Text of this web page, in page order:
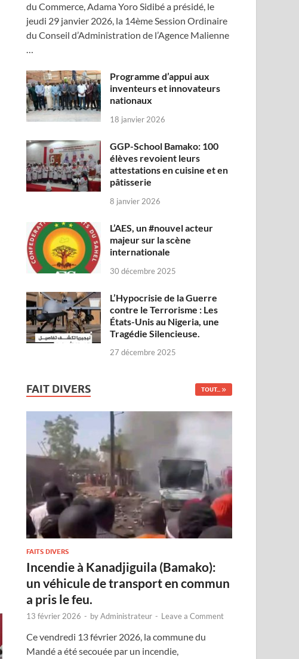
du Commerce, Adama Yoro Sidibé a présidé, le
jeudi 29 janvier 2026, la 14ème Session Ordinaire
du Conseil d’Administration de l’Agence Malienne
…
Programme d’appui aux
inventeurs et innovateurs
nationaux
18 janvier 2026
GGP-School Bamako: 100
élèves revoient leurs
attestations en cuisine et en
pâtisserie
8 janvier 2026
L’AES, un #nouvel acteur
majeur sur la scène
internationale
30 décembre 2025
L’Hypocrisie de la Guerre
contre le Terrorisme : Les
États-Unis au Nigeria, une
Tragédie Silencieuse.
27 décembre 2025
FAIT DIVERS TOUT...
FAITS DIVERS
Incendie à Kanadjiguila (Bamako):
un véhicule de transport en commun
a pris le feu.
13 février 2026 - byAdministrateur - Leave a Comment
Ce vendredi 13 février 2026, la commune du
Mandé a été secouée par un incendie,